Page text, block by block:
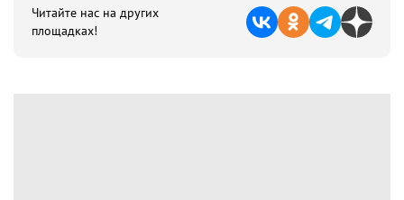
Читайте нас на других
площадках!